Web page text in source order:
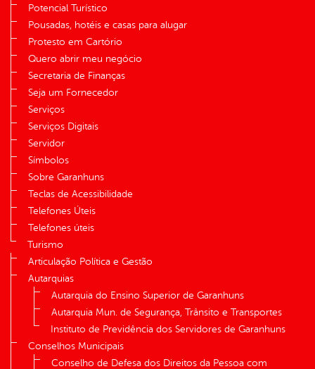
Potencial Turístico
Pousadas, hotéis e casas para alugar
Protesto em Cartório
Quero abrir meu negócio
Secretaria de Finanças
Seja um Fornecedor
Serviços
Serviços Digitais
Servidor
Símbolos
Sobre Garanhuns
Teclas de Acessibilidade
Telefones Úteis
Telefones úteis
Turismo
Articulação Política e Gestão
Autarquias
Autarquia do Ensino Superior de Garanhuns
Autarquia Mun. de Segurança, Trânsito e Transportes
Instituto de Previdência dos Servidores de Garanhuns
Conselhos Municipais
Conselho de Defesa dos Direitos da Pessoa com